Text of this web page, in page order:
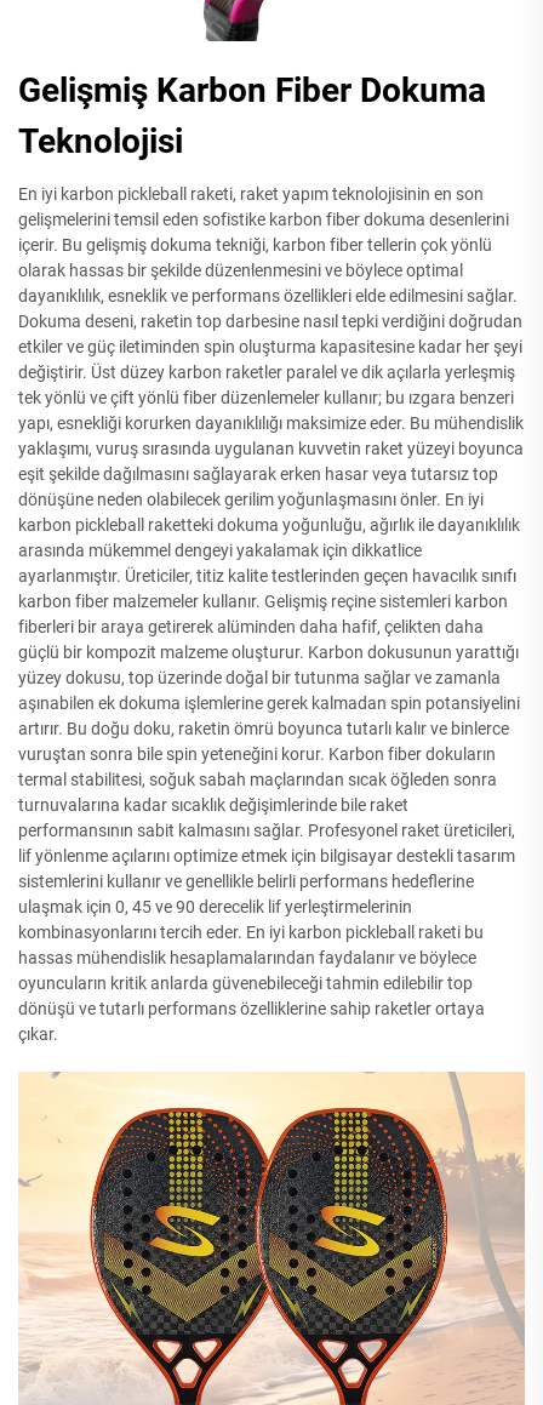
Gelişmiş Karbon Fiber Dokuma
Teknolojisi
En iyi karbon pickleball raketi, raket yapım teknolojisinin en son
gelişmelerini temsil eden sofistike karbon fiber dokuma desenlerini
içerir. Bu gelişmiş dokuma tekniği, karbon fiber tellerin çok yönlü
olarak hassas bir şekilde düzenlenmesini ve böylece optimal
dayanıklılık, esneklik ve performans özellikleri elde edilmesini sağlar.
Dokuma deseni, raketin top darbesine nasıl tepki verdiğini doğrudan
etkiler ve güç iletiminden spin oluşturma kapasitesine kadar her şeyi
değiştirir. Üst düzey karbon raketler paralel ve dik açılarla yerleşmiş
tek yönlü ve çift yönlü fiber düzenlemeler kullanır; bu ızgara benzeri
yapı, esnekliği korurken dayanıklılığı maksimize eder. Bu mühendislik
yaklaşımı, vuruş sırasında uygulanan kuvvetin raket yüzeyi boyunca
eşit şekilde dağılmasını sağlayarak erken hasar veya tutarsız top
dönüşüne neden olabilecek gerilim yoğunlaşmasını önler. En iyi
karbon pickleball raketteki dokuma yoğunluğu, ağırlık ile dayanıklılık
arasında mükemmel dengeyi yakalamak için dikkatlice
ayarlanmıştır. Üreticiler, titiz kalite testlerinden geçen havacılık sınıfı
karbon fiber malzemeler kullanır. Gelişmiş reçine sistemleri karbon
fiberleri bir araya getirerek alüminden daha hafif, çelikten daha
güçlü bir kompozit malzeme oluşturur. Karbon dokusunun yarattığı
yüzey dokusu, top üzerinde doğal bir tutunma sağlar ve zamanla
aşınabilen ek dokuma işlemlerine gerek kalmadan spin potansiyelini
artırır. Bu doğu doku, raketin ömrü boyunca tutarlı kalır ve binlerce
vuruştan sonra bile spin yeteneğini korur. Karbon fiber dokuların
termal stabilitesi, soğuk sabah maçlarından sıcak öğleden sonra
turnuvalarına kadar sıcaklık değişimlerinde bile raket
performansının sabit kalmasını sağlar. Profesyonel raket üreticileri,
lif yönlenme açılarını optimize etmek için bilgisayar destekli tasarım
sistemlerini kullanır ve genellikle belirli performans hedeflerine
ulaşmak için 0, 45 ve 90 derecelik lif yerleştirmelerinin
kombinasyonlarını tercih eder. En iyi karbon pickleball raketi bu
hassas mühendislik hesaplamalarından faydalanır ve böylece
oyuncuların kritik anlarda güvenebileceği tahmin edilebilir top
dönüşü ve tutarlı performans özelliklerine sahip raketler ortaya
çıkar.